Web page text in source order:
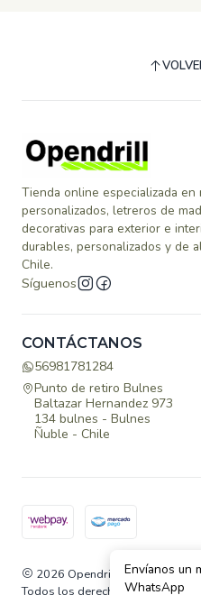
Tienda online especializada en
personalizados, letreros de
decorativas para exterior e
durables, personalizados y de
Chile.
Síguenos
CONTÁCTANOS
56981781284
Punto de retiro Bulnes
Baltazar Hernandez 973
134 bulnes - Bulnes
Ñuble - Chile
2026 Opendrill.
Todos los derechos reservados.
Envíanos un
WhatsApp